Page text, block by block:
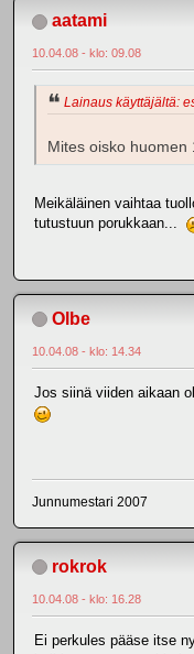
aatami
10.04.08 - klo: 09.08
Lainaus käyttäjältä:
Mites oisko huomen
Meikäläinen vaihtaa
tutustuun porukkaan...
Olbe
10.04.08 - klo: 14.34
Jos siinä viiden aikaan
Junnumestari 2007
rokrok
10.04.08 - klo: 16.28
Ei perkules pääse itse